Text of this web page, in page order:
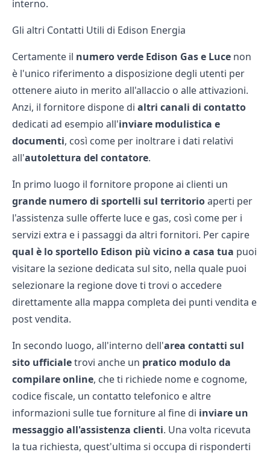
interno.
Gli altri Contatti Utili di Edison Energia
Certamente il numero verde Edison Gas e Luce non
è l'unico riferimento a disposizione degli utenti per
ottenere aiuto in merito all'allaccio o alle attivazioni.
Anzi, il fornitore dispone di altri canali di contatto
dedicati ad esempio all'inviare modulistica e
documenti, così come per inoltrare i dati relativi
all'autolettura del contatore.
In primo luogo il fornitore propone ai clienti un
grande numero di sportelli sul territorioaperti per
l'assistenza sulle offerte luce e gas, così come per i
servizi extra e i passaggi da altri fornitori. Per capire
qual è lo sportello Edison più vicino a casa tua puoi
visitare la sezione dedicata sul sito, nella quale puoi
selezionare la regione dove ti trovi o accedere
direttamente alla mappa completa dei punti vendita e
post vendita.
In secondo luogo, all'interno dell'area contatti sul
sito ufficialetrovi anche un pratico modulo da
compilare online, che ti richiede nome e cognome,
codice fiscale, un contatto telefonico e altre
informazioni sulle tue forniture al fine di inviare un
messaggio all'assistenza clienti. Una volta ricevuta
la tua richiesta, quest'ultima si occupa di risponderti